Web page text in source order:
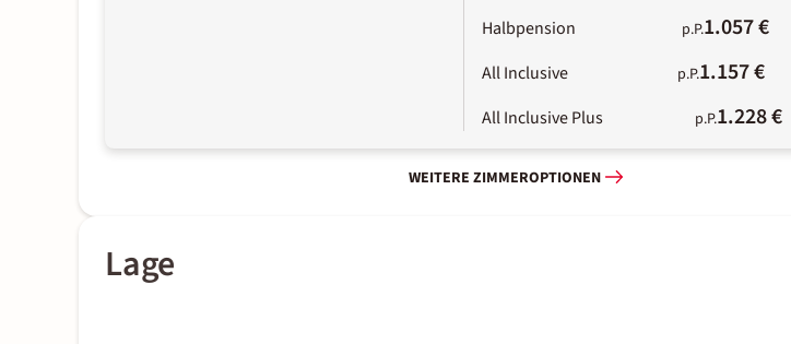
Halbpension p.P.1.057 €
All Inclusive p.P.1.157 €
All Inclusive Plus p.P.1.228 €
WEITERE ZIMMEROPTIONEN
Lage